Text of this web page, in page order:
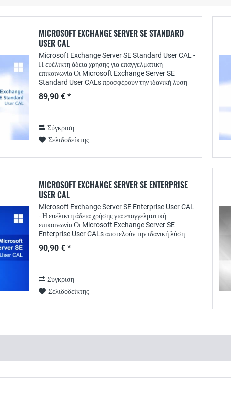
MICROSOFT EXCHANGE SERVER SE STANDARD
USER CAL
Microsoft Exchange Server SE Standard User CAL -
Η ευέλικτη άδεια χρήσης για επαγγελματική
επικοινωνία Οι Microsoft Exchange Server SE
Standard User CALs προσφέρουν την ιδανική λύση
στους...
89,90 € *
Σύγκριση
Σελιδοδείκτης
MICROSOFT EXCHANGE SERVER SE ENTERPRISE
USER CAL
Microsoft Exchange Server SE Enterprise User CAL
- Η ευέλικτη άδεια χρήσης για επαγγελματική
επικοινωνία Οι Microsoft Exchange Server SE
Enterprise User CALs αποτελούν την ιδανική λύση
90,90 € *
Σύγκριση
Σελιδοδείκτης